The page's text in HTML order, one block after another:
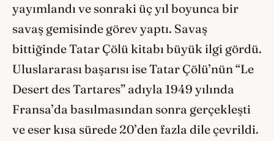
yayımlandı ve sonraki üç yıl boyunca bir
savaş gemisinde görev yaptı. Savaş
bittiğinde Tatar Çölü kitabı büyük ilgi gördü.
Uluslararası başarısı ise Tatar Çölü’nün “Le
Desert des Tartares” adıyla 1949 yılında
Fransa’da basılmasından sonra gerçekleşti
ve eser kısa sürede 20’den fazla dile çevrildi.